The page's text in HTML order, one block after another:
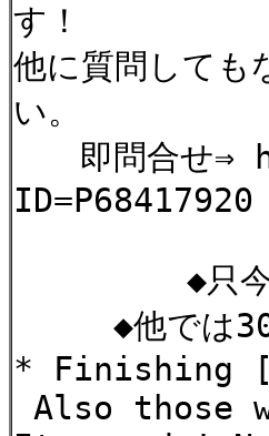
す！
他に質問しても
い。
即問合せ⇒
ID=P68417920
◆只今！新
◆他では
* Finishing
Also those